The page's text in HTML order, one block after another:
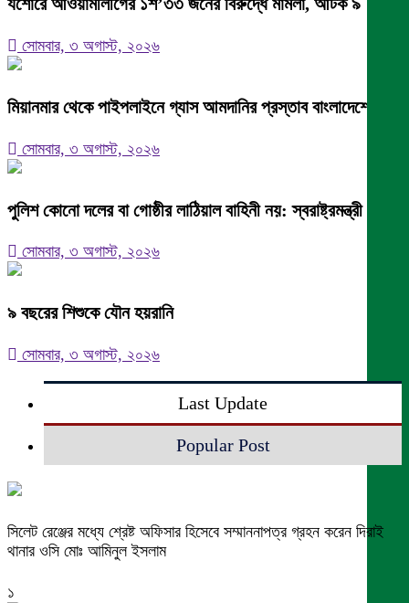
সোমবার, ৩ অগাস্ট, ২০২৬
মিয়ানমার থেকে পাইপলাইনে গ্যাস আমদানির প্রস্তাব বাংলাদেশের
সোমবার, ৩ অগাস্ট, ২০২৬
পুলিশ কোনো দলের বা গোষ্ঠীর লাঠিয়াল বাহিনী নয়: স্বরাষ্ট্রমন্ত্রী
সোমবার, ৩ অগাস্ট, ২০২৬
৯ বছরের শিশুকে যৌন হয়রানি
সোমবার, ৩ অগাস্ট, ২০২৬
Last Update
Popular Post
সিলেট রেঞ্জের মধ্যে শ্রেষ্ট অফিসার হিসেবে সম্মাননাপত্র গ্রহন করেন দিরাই
থানার ওসি মোঃ আমিনুল ইসলাম
১